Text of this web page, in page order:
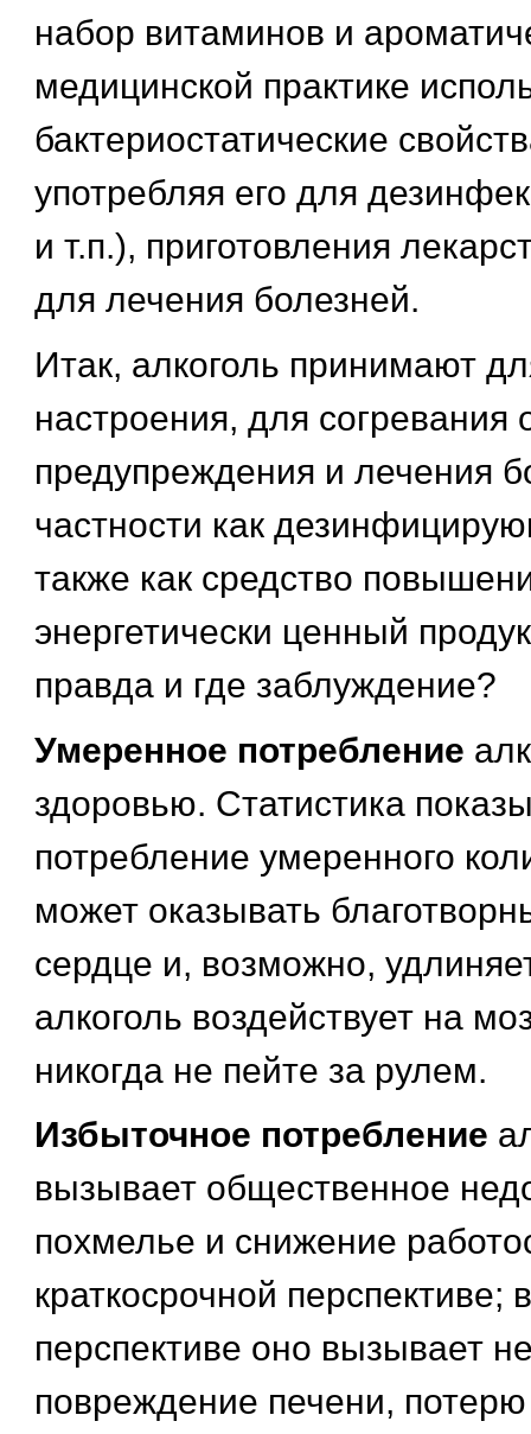
набор витаминов и
медицинской практике
бактериостатические
употребляя его для
и т.п.), приготовления
для лечения болезней.
Итак, алкоголь принимают
настроения, для согревания
предупреждения и лечения
частности как
также как средство
энергетически ценный
правда и где заблуждение?
Умеренное потребление
здоровью. Статистика
потребление умеренного
может оказывать
сердце и, возможно,
алкоголь воздействует на
никогда не пейте за рулем.
Избыточное потребление
вызывает общественное
похмелье и снижение
краткосрочной перспективе;
перспективе оно вызывает
повреждение печени,